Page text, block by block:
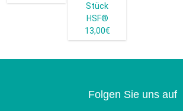
Stück
HSF®
13,00€
Folgen Sie uns auf